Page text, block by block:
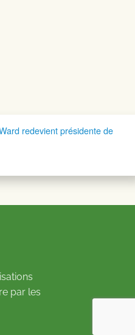
redevient présidente de
par les